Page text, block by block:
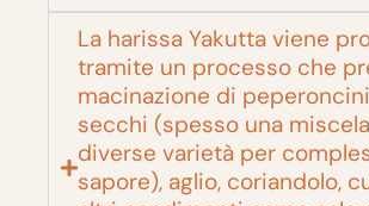
La harissa Yakutta viene
tramite un processo che
macinazione di
secchi (spesso una
diverse varietà per
sapore), aglio, coriandolo,